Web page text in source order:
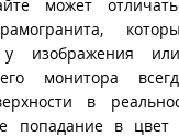
может
у изображения
монитора
в
попадание в